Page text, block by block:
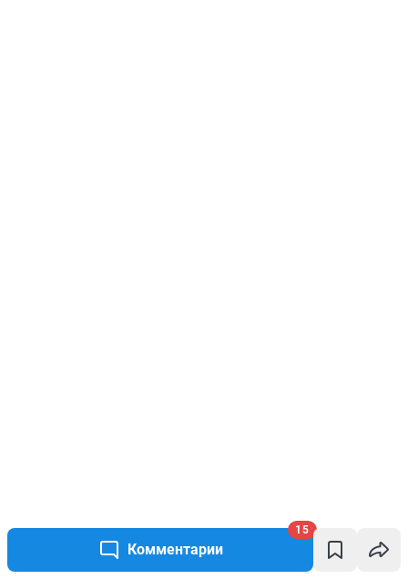
Комментарии
15